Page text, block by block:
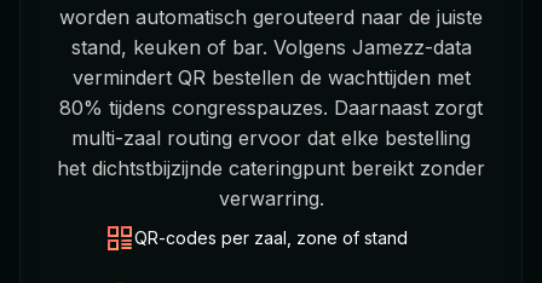
worden automatisch gerouteerd naar de juiste
stand, keuken of bar. Volgens Jamezz-data
vermindert QR bestellen de wachttijden met
80% tijdens congresspauzes. Daarnaast zorgt
multi-zaal routing ervoor dat elke bestelling
het dichtstbijzijnde cateringpunt bereikt zonder
verwarring.
QR-codes per zaal, zone of stand